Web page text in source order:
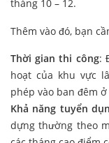
tháng 10 – 12.
Thêm vào đó, bạn
Thời gian thi công:
hoạt của khu vực
phép vào ban đêm
Khả năng tuyển
dựng thường theo